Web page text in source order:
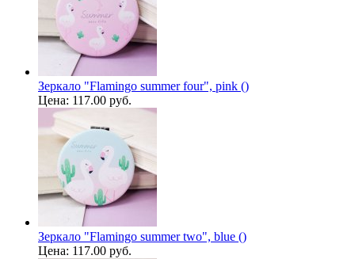
Зеркало "Flamingo summer four", pink ()
Цена: 117.00 руб.
Зеркало "Flamingo summer two", blue ()
Цена: 117.00 руб.